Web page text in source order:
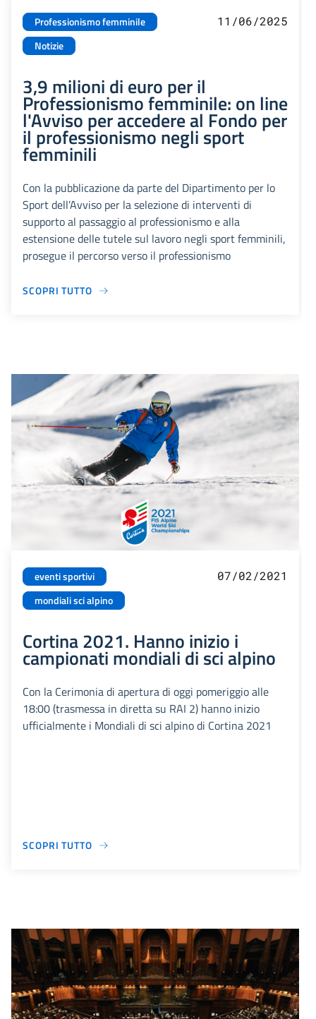
Professionismo femminile
Notizie
11/06/2025
3,9 milioni di euro per il
Professionismo femminile: on line
l'Avviso per accedere al Fondo per
il professionismo negli sport
femminili
Con la pubblicazione da parte del Dipartimento per lo
Sport dell’Avviso per la selezione di interventi di
supporto al passaggio al professionismo e alla
estensione delle tutele sul lavoro negli sport femminili,
prosegue il percorso verso il professionismo
SCOPRI TUTTO
eventi sportivi
mondiali sci alpino
07/02/2021
Cortina 2021. Hanno inizio i
campionati mondiali di sci alpino
Con la Cerimonia di apertura di oggi pomeriggio alle
18:00 (trasmessa in diretta su RAI 2) hanno inizio
ufficialmente i Mondiali di sci alpino di Cortina 2021
SCOPRI TUTTO